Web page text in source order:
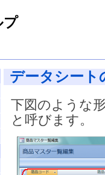
プ
データシート
下図のような
と呼びます。